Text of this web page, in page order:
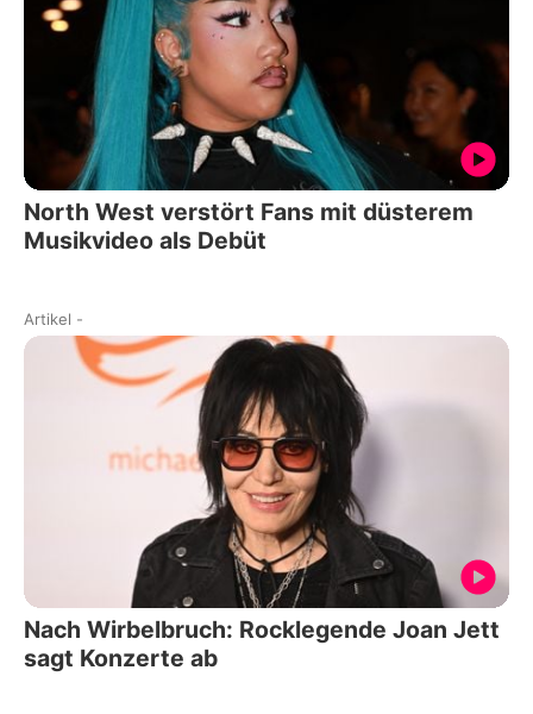
North West verstört Fans mit düsterem
Musikvideo als Debüt
Artikel -
Nach Wirbelbruch: Rocklegende Joan Jett
sagt Konzerte ab